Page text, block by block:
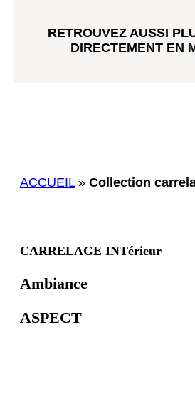
RETROUVEZ AUSSI
DIRECTEMENT EN
ACCUEIL» Collection
CARRELAGE INTérieur
Ambiance
ASPECT